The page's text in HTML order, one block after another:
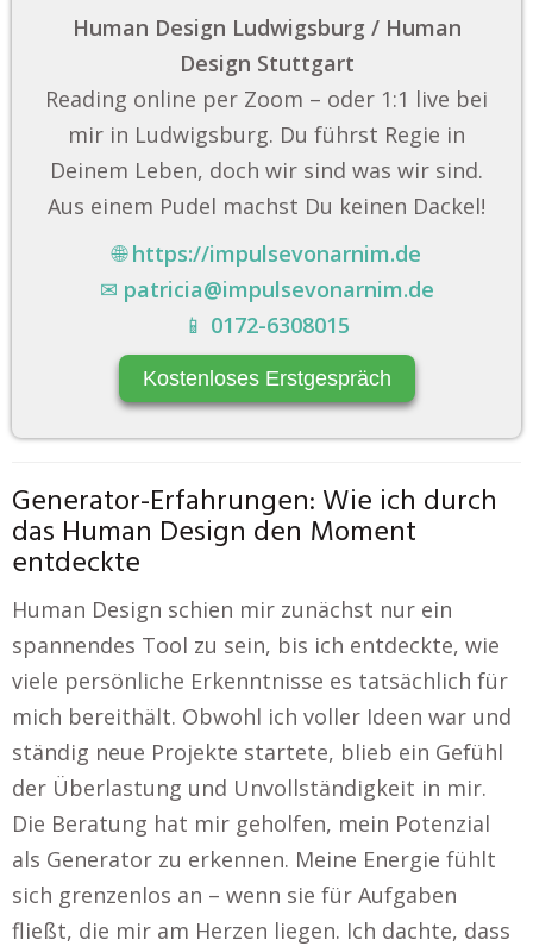
Human Design Ludwigsburg / Human
Design Stuttgart
Reading online per Zoom – oder 1:1 live bei
mir in Ludwigsburg. Du führst Regie in
Deinem Leben, doch wir sind was wir sind.
Aus einem Pudel machst Du keinen Dackel!
🌐https://impulsevonarnim.de
✉ patricia@impulsevonarnim.de
📱 0172-6308015
Kostenloses Erstgespräch
Generator-Erfahrungen: Wie ich durch
das Human Design den Moment
entdeckte
Human Design schien mir zunächst nur ein
spannendes Tool zu sein, bis ich entdeckte, wie
viele persönliche Erkenntnisse es tatsächlich für
mich bereithält. Obwohl ich voller Ideen war und
ständig neue Projekte startete, blieb ein Gefühl
der Überlastung und Unvollständigkeit in mir.
Die Beratung hat mir geholfen, mein Potenzial
als Generator zu erkennen. Meine Energie fühlt
sich grenzenlos an – wenn sie für Aufgaben
fließt, die mir am Herzen liegen. Ich dachte, dass